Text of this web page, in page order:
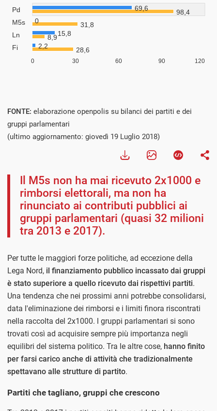
FONTE: elaborazione openpolis su bilanci dei partiti e dei
gruppi parlamentari
(ultimo aggiornamento: giovedì 19 Luglio 2018)
Il M5s non ha mai ricevuto 2x1000 e
rimborsi elettorali, ma non ha
rinunciato ai contributi pubblici ai
gruppi parlamentari (quasi 32 milioni
tra 2013 e 2017).
Per tutte le maggiori forze politiche, ad eccezione della
Lega Nord, il finanziamento pubblico incassato dai gruppi
è stato superiore a quello ricevuto dai rispettivi partiti.
Una tendenza che nei prossimi anni potrebbe consolidarsi,
data l'eliminazione dei rimborsi e i limiti finora riscontrati
nella raccolta del 2x1000. l gruppi parlamentari si sono
trovati così ad acquisire sempre più importanza negli
equilibri del sistema politico. Tra le altre cose, hanno finito
per farsi carico anche di attività che tradizionalmente
spettavano alle strutture di partito.
Partiti che tagliano, gruppi che crescono